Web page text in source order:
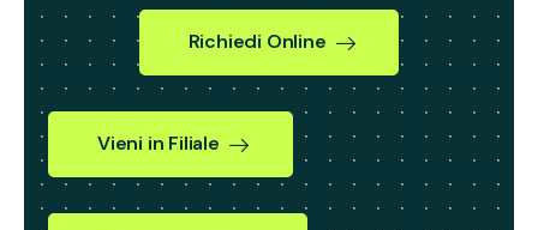
Richiedi Online
Vieni in Filiale